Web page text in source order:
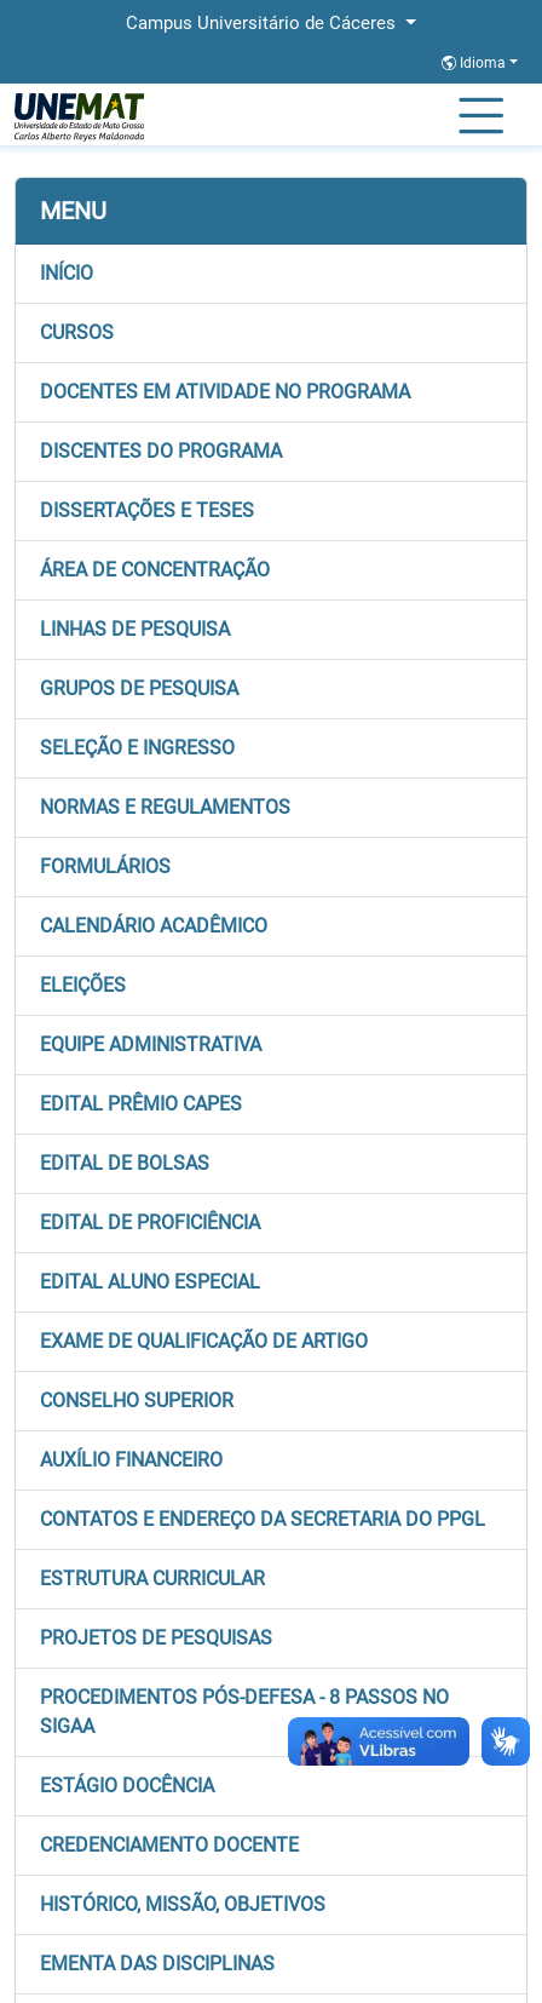
Campus Universitário de Cáceres
Idioma
Página Inicial
MENU
INÍCIO
CURSOS
DOCENTES EM ATIVIDADE NO PROGRAMA
DISCENTES DO PROGRAMA
DISSERTAÇÕES E TESES
ÁREA DE CONCENTRAÇÃO
LINHAS DE PESQUISA
GRUPOS DE PESQUISA
SELEÇÃO E INGRESSO
NORMAS E REGULAMENTOS
FORMULÁRIOS
CALENDÁRIO ACADÊMICO
ELEIÇÕES
EQUIPE ADMINISTRATIVA
EDITAL PRÊMIO CAPES
EDITAL DE BOLSAS
EDITAL DE PROFICIÊNCIA
EDITAL ALUNO ESPECIAL
EXAME DE QUALIFICAÇÃO DE ARTIGO
CONSELHO SUPERIOR
AUXÍLIO FINANCEIRO
CONTATOS E ENDEREÇO DA SECRETARIA DO PPGL
ESTRUTURA CURRICULAR
PROJETOS DE PESQUISAS
PROCEDIMENTOS PÓS-DEFESA - 8 PASSOS NO
SIGAA
ESTÁGIO DOCÊNCIA
CREDENCIAMENTO DOCENTE
HISTÓRICO, MISSÃO, OBJETIVOS
EMENTA DAS DISCIPLINAS